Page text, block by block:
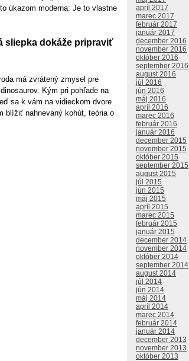
úkazom moderna: Je to vlastne
sliepka dokáže pripraviť
má zvrátený zmysel pre
Kým pri pohľade na
sa k vám na vidieckom dvore
blížiť nahnevaný kohút, teória o
apríl 2017
marec 2017
február 2017
január 2017
december 2016
november 2016
október 2016
september 2016
august 2016
júl 2016
jún 2016
máj 2016
apríl 2016
marec 2016
február 2016
január 2016
december 2015
november 2015
október 2015
september 2015
august 2015
júl 2015
jún 2015
máj 2015
apríl 2015
marec 2015
február 2015
január 2015
december 2014
november 2014
október 2014
september 2014
august 2014
júl 2014
jún 2014
máj 2014
apríl 2014
marec 2014
február 2014
január 2014
december 2013
november 2013
október 2013